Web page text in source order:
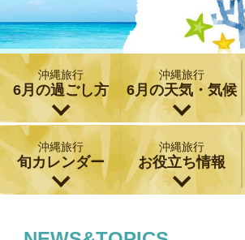
沖縄旅行
6月の過ごし方
沖縄旅行
6月の天気・気候
沖縄旅行
旬カレンダー
沖縄旅行
お役立ち情報